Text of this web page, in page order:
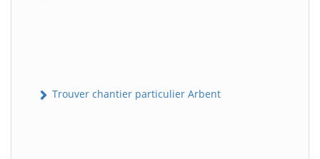
Trouver chantier particulier Arbent